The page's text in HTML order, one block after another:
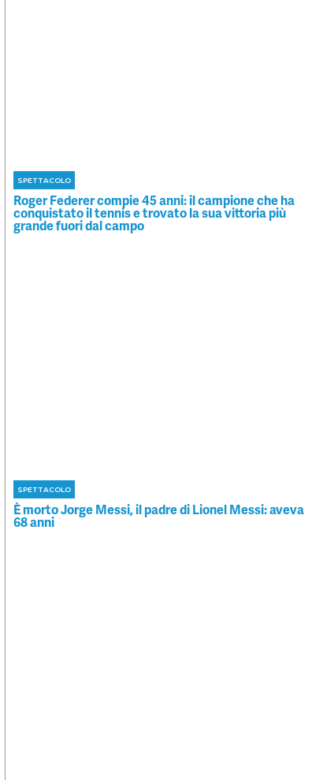
SPETTACOLO
Roger Federer compie 45 anni: il campione che ha
conquistato il tennis e trovato la sua vittoria più
grande fuori dal campo
SPETTACOLO
È morto Jorge Messi, il padre di Lionel Messi: aveva
68 anni